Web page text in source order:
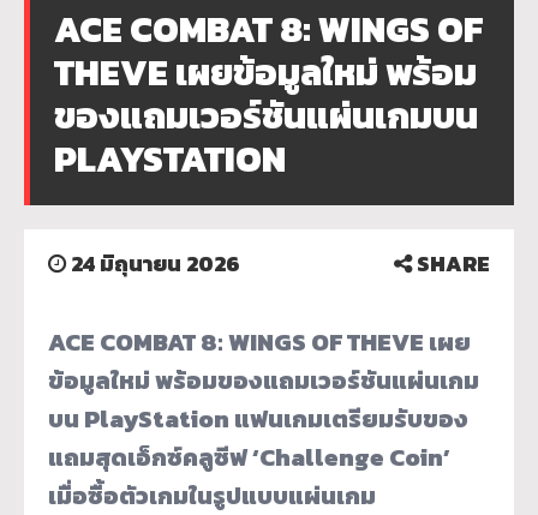
ACE COMBAT 8: WINGS OF
THEVE เผยข้อมูลใหม่ พร้อม
ของแถมเวอร์ชันแผ่นเกมบน
PLAYSTATION
24 มิถุนายน 2026 SHARE
ACE COMBAT 8: WINGS OF THEVE เผย
ข้อมูลใหม่ พร้อมของแถมเวอร์ชันแผ่นเกม
บน PlayStation แฟนเกมเตรียมรับของ
แถมสุดเอ็กซ์คลูซีฟ ‘Challenge Coin’
เมื่อซื้อตัวเกมในรูปแบบแผ่นเกม